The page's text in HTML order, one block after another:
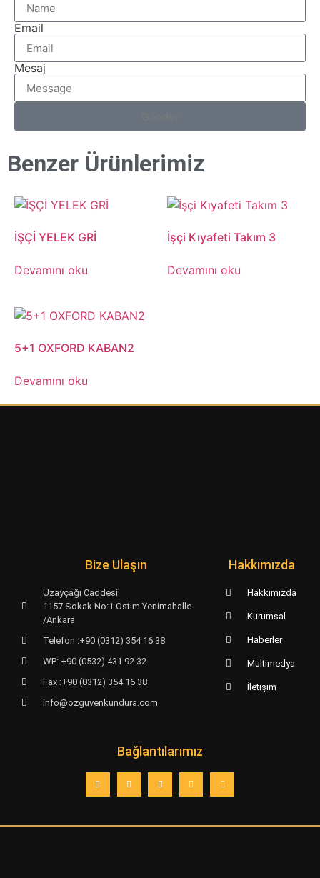
Email
Mesaj
Benzer Ürünlerimiz
İŞÇİ YELEK GRİ
Devamını oku
İşçi Kıyafeti Takım 3
Devamını oku
5+1 OXFORD KABAN2
Devamını oku
Bize Ulaşın
Uzayçağı Caddesi
1157 Sokak No:1 Ostim Yenimahalle
/Ankara
Telefon :+90 (0312) 354 16 38
WP: +90 (0532) 431 92 32
Fax :+90 (0312) 354 16 38
info@ozguvenkundura.com
Hakkımızda
Hakkımızda
Kurumsal
Haberler
Multimedya
İletişim
Bağlantılarımız